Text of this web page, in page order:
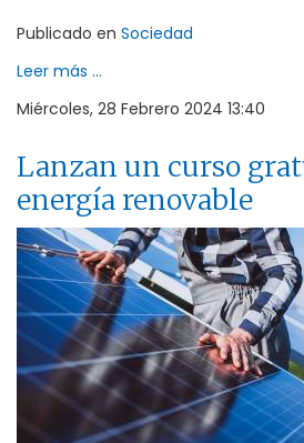
Publicado en Sociedad
Leer más ...
Miércoles, 28 Febrero 2024 13:40
Lanzan un curso
energía renovable